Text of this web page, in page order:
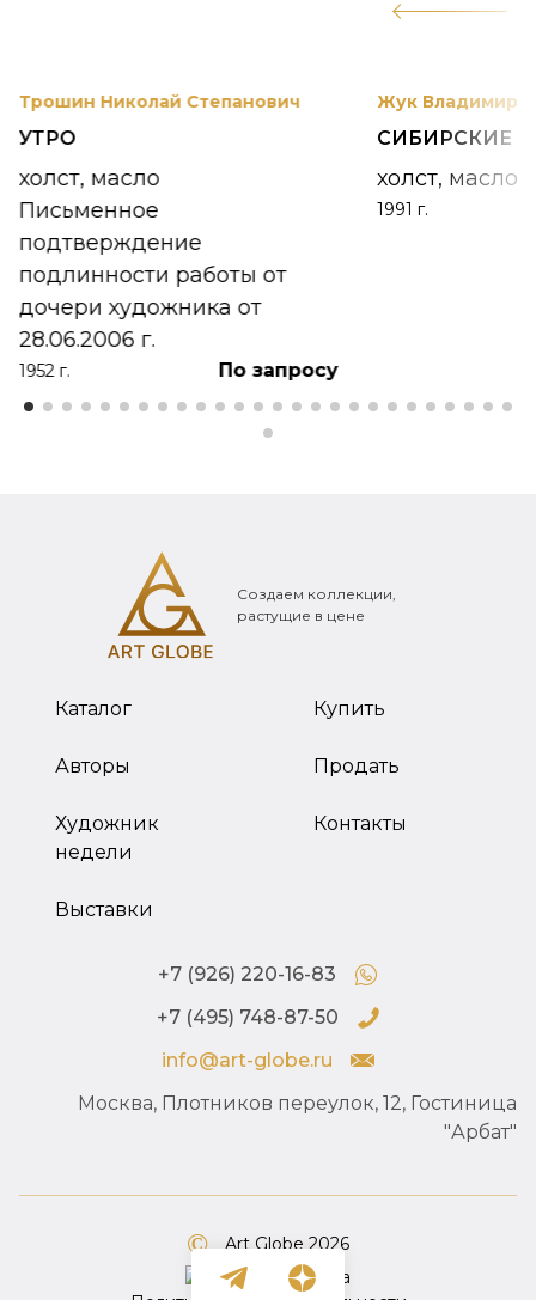
Трошин Николай Степанович
УТРО
холст, масло
Письменное
подтверждение
подлинности работы от
дочери художника от
28.06.2006 г.
1952 г. По запросу
Жук Владимир
СИБИРСКИЕ
холст, масло
1991 г.
Создаем коллекции,
растущие в цене
Каталог
Авторы
Художник
недели
Выставки
Купить
Продать
Контакты
+7 (926) 220-16-83
+7 (495) 748-87-50
info@art-globe.ru
Москва, Плотников переулок, 12, Гостиница
"Арбат"
Art Globe 2026